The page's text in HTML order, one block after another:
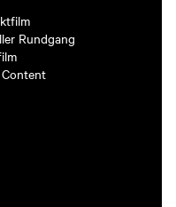
Rundgang